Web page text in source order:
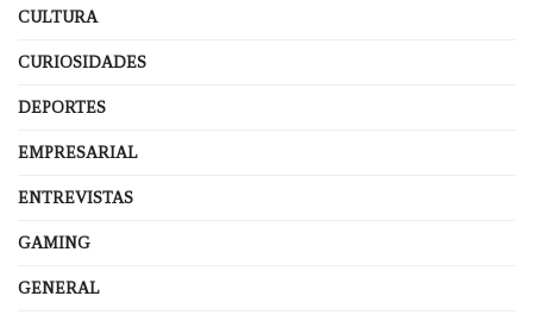
CULTURA
CURIOSIDADES
DEPORTES
EMPRESARIAL
ENTREVISTAS
GAMING
GENERAL